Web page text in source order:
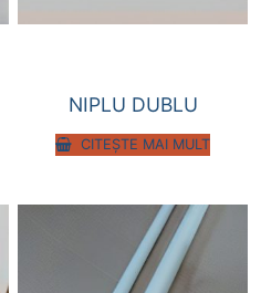
NIPLU DUBLU
CITEȘTE MAI MULT